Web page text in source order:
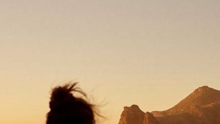
L'Afrique du Sud selon vos envies